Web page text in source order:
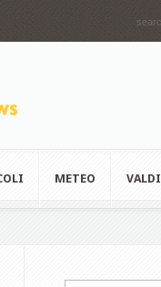
METEO